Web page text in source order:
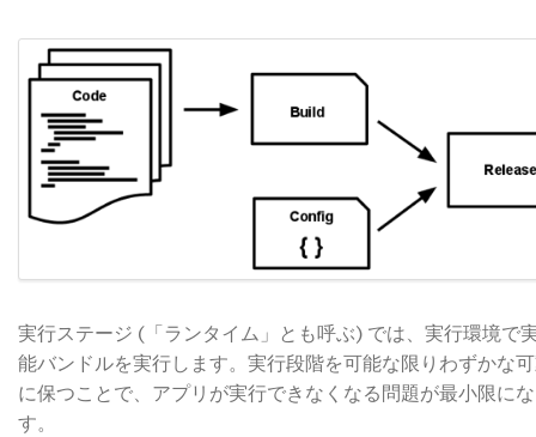
実行ステージ (「ランタイム」とも呼ぶ) では、実行環境で
能バンドルを実行します。実行段階を可能な限りわずかな
に保つことで、アプリが実行できなくなる問題が最小限に
す。